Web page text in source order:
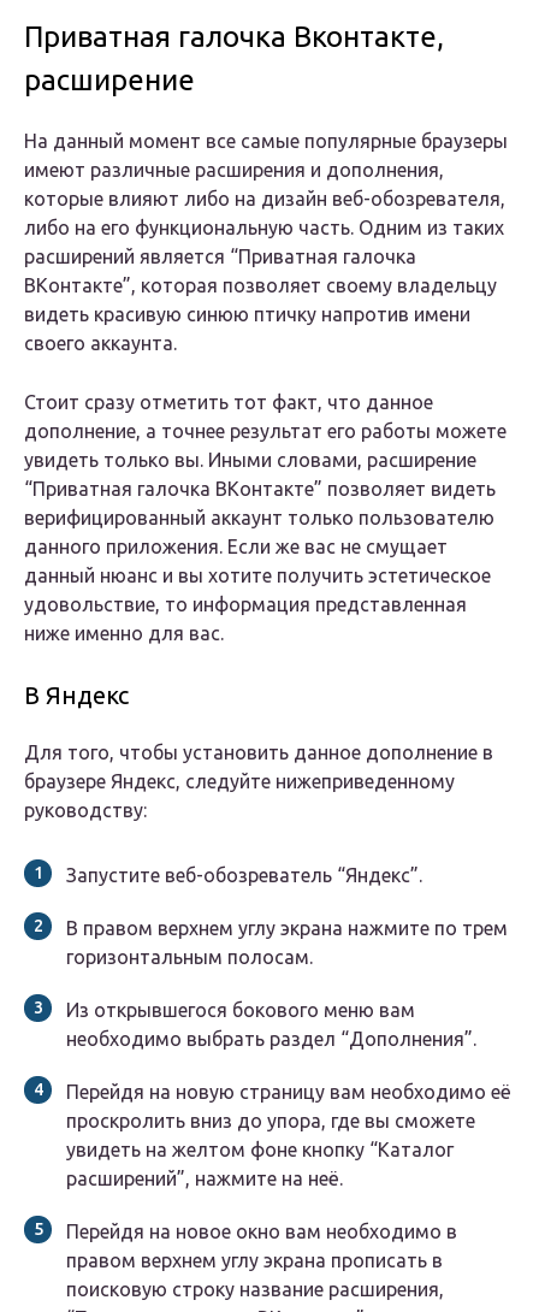
Приватная галочка Вконтакте,
расширение
На данный момент все самые популярные браузеры
имеют различные расширения и дополнения,
которые влияют либо на дизайн веб-обозревателя,
либо на его функциональную часть. Одним из таких
расширений является “Приватная галочка
ВКонтакте”, которая позволяет своему владельцу
видеть красивую синюю птичку напротив имени
своего аккаунта.
Стоит сразу отметить тот факт, что данное
дополнение, а точнее результат его работы можете
увидеть только вы. Иными словами, расширение
“Приватная галочка ВКонтакте” позволяет видеть
верифицированный аккаунт только пользователю
данного приложения. Если же вас не смущает
данный нюанс и вы хотите получить эстетическое
удовольствие, то информация представленная
ниже именно для вас.
В Яндекс
Для того, чтобы установить данное дополнение в
браузере Яндекс, следуйте нижеприведенному
руководству:
Запустите веб-обозреватель “Яндекс”.
В правом верхнем углу экрана нажмите по трем
горизонтальным полосам.
Из открывшегося бокового меню вам
необходимо выбрать раздел “Дополнения”.
Перейдя на новую страницу вам необходимо её
проскролить вниз до упора, где вы сможете
увидеть на желтом фоне кнопку “Каталог
расширений”, нажмите на неё.
Перейдя на новое окно вам необходимо в
правом верхнем углу экрана прописать в
поисковую строку название расширения,